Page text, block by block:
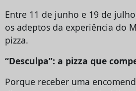
Entre 11 de junho e 19 de
os adeptos da experiência do
pizza.
“Desculpa”: a pizza que
Porque receber uma